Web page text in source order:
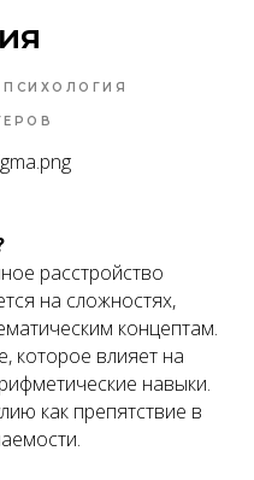
ПСИХОЛОГИЯ
расстройство
на сложностях,
концептам.
которое влияет на
навыки.
как препятствие в